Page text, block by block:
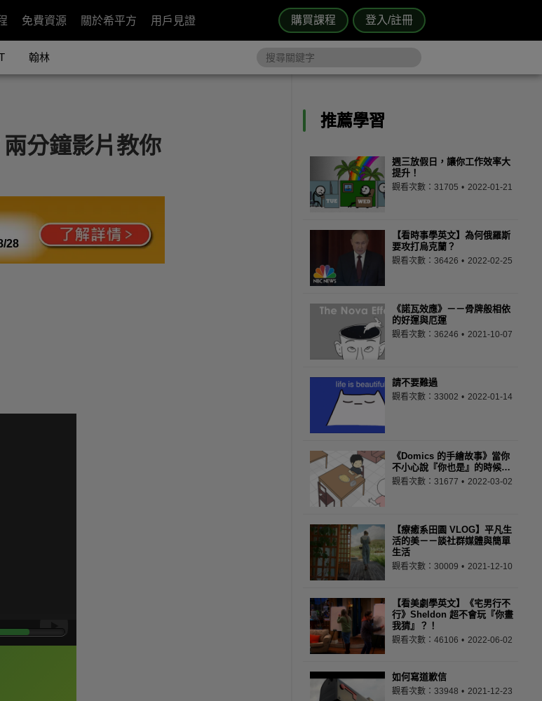
購買課程 登入/註冊
免費資源 關於希平方 用戶見證
翰林
分鐘影片教你
28
推薦學習
週三放假日，讓你工作效率大
提升！
觀看次數：31705 2022-01-21
【看時事學英文】為何俄羅斯
要攻打烏克蘭？
觀看次數：36426 2022-02-25
《諾瓦效應》－－骨牌般相依
的好運與厄運
觀看次數：36246 2021-10-07
請不要難過
觀看次數：33002 2022-01-14
《Domics 的手繪故事》當你
不小心說『你也是』的時候…
觀看次數：31677 2022-03-02
【療癒系田園 VLOG】平凡生
活的美－－談社群媒體與簡單
生活
觀看次數：30009 2021-12-10
【看美劇學英文】《宅男行不
行》Sheldon 超不會玩『你畫
我猜』？！
觀看次數：46106 2022-06-02
如何寫道歉信
觀看次數：33948 2021-12-23